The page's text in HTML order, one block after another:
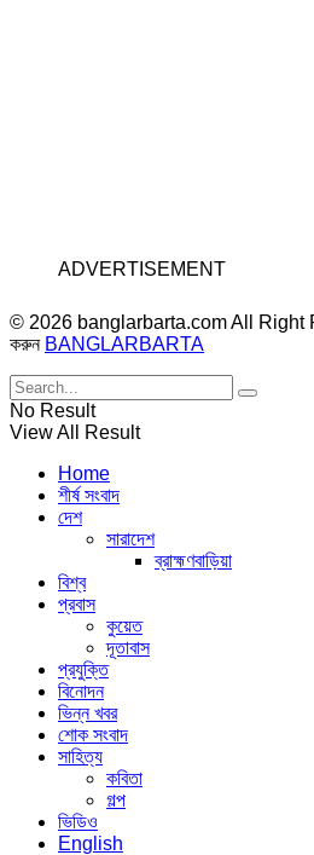
ADVERTISEMENT
© 2026 banglarbarta.com All Right
করুন BANGLARBARTA
No Result
View All Result
Home
শীর্ষ সংবাদ
দেশ
সারাদেশ
ব্রাহ্মণবাড়িয়া
বিশ্ব
প্রবাস
কুয়েত
দূতাবাস
প্রযুক্তি
বিনোদন
ভিন্ন খবর
শোক সংবাদ
সাহিত্য
কবিতা
গল্প
ভিডিও
English